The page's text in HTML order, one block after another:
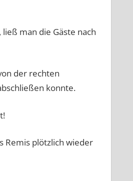
man die Gäste nach
der rechten
konnte.
Remis plötzlich wieder